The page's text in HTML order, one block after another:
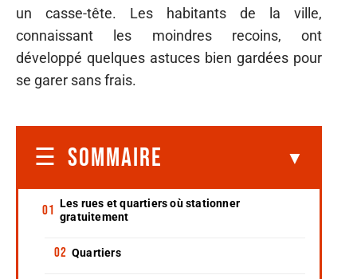
un casse-tête. Les habitants de la ville,
connaissant les moindres recoins, ont
développé quelques astuces bien gardées pour
se garer sans frais.
SOMMAIRE
Les rues et quartiers où stationner
gratuitement
Quartiers